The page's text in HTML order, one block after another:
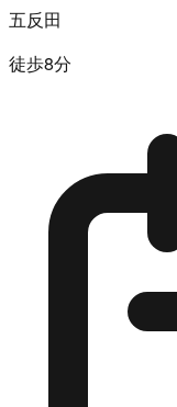
五反田
徒歩8分